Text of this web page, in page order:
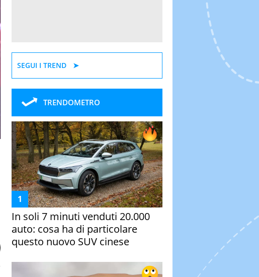
SEGUI I TREND
TRENDOMETRO
In soli 7 minuti venduti 20.000
auto: cosa ha di particolare
questo nuovo SUV cinese